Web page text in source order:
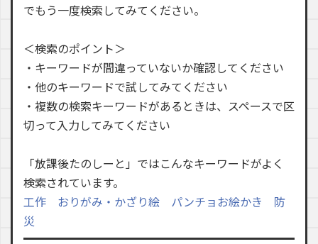
でもう一度検索してみてください。
＜検索のポイント＞
・キーワードが間違っていないか確認してください
・他のキーワードで試してみてください
・複数の検索キーワードがあるときは、スペースで区
切って入力してみてください
「放課後たのしーと」ではこんなキーワードがよく
検索されています。
工作
おりがみ・かざり絵 パンチョお絵かき
防
災